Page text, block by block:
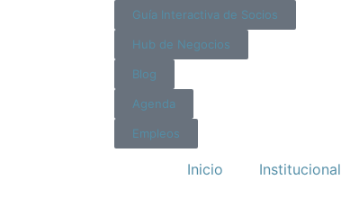
Guía Interactiva de Socios
Hub de Negocios
Blog
Agenda
Empleos
Inicio Institucional